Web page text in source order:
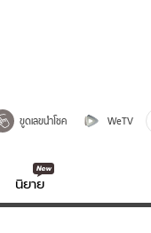
ขูดเลขนำโชค WeTV
นิยาย